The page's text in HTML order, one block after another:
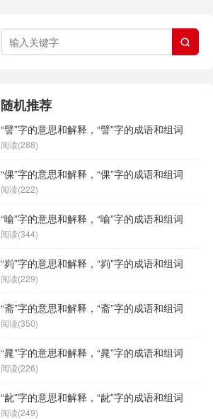

随机推荐
“譬”字的意思和解释，“譬”字的成语和组词
阅读(288)
“倮”字的意思和解释，“倮”字的成语和组词
阅读(222)
“喻”字的意思和解释，“喻”字的成语和组词
阅读(344)
“峛”字的意思和解释，“峛”字的成语和组词
阅读(229)
“斋”字的意思和解释，“斋”字的成语和组词
阅读(350)
“晁”字的意思和解释，“晁”字的成语和组词
阅读(226)
“龀”字的意思和解释，“龀”字的成语和组词
阅读(249)